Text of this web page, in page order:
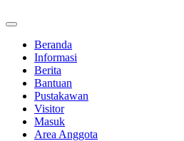
Beranda
Informasi
Berita
Bantuan
Pustakawan
Visitor
Masuk
Area Anggota